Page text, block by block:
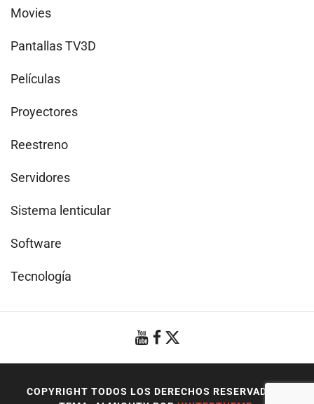
Movies
Pantallas TV3D
Películas
Proyectores
Reestreno
Servidores
Sistema lenticular
Software
Tecnología
COPYRIGHT TODOS LOS DERECHOS RESERVADOS